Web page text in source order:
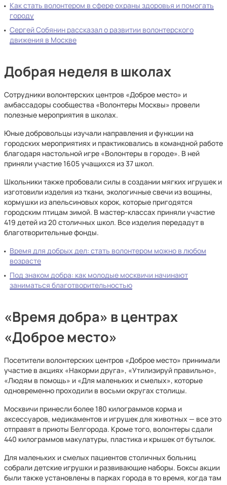
Как стать волонтером в сфере охраны здоровья и помогать
городу
Сергей Собянин рассказал о развитии волонтерского
движения в Москве
Добрая неделя в школах
Сотрудники волонтерских центров «Доброе место» и
амбассадоры сообщества «Волонтеры Москвы» провели
полезные мероприятия в школах.
Юные добровольцы изучали направления и функции на
городских мероприятиях и практиковались в командной работе
благодаря настольной игре «Волонтеры в городе». В ней
приняли участие 1605 учащихся из 37 школ.
Школьники также пробовали силы в создании мягких игрушек и
изготовили изделия из ткани, экологичные свечи из вощины,
кормушки из апельсиновых корок, которые пригодятся
городским птицам зимой. В мастер-классах приняли участие
419 детей из 20 столичных школ. Все изделия передадут в
благотворительные фонды.
Время для добрых дел: стать волонтером можно в любом
возрасте
Под знаком добра: как молодые москвичи начинают
заниматься благотворительностью
«Время добра» в центрах
«Доброе место»
Посетители волонтерских центров «Доброе место» принимали
участие в акциях «Накорми друга», «Утилизируй правильно»,
«Людям в помощь» и «Для маленьких и смелых», которые
одновременно проходили в восьми округах столицы.
Москвичи принесли более 180 килограммов корма и
аксессуаров, медикаментов и игрушек для животных — все это
отправят в приюты Белгорода. Кроме того, волонтеры сдали
440 килограммов макулатуры, пластика и крышек от бутылок.
Для маленьких и смелых пациентов столичных больниц
собрали детские игрушки и развивающие наборы. Боксы акции
были также установлены в парках города в то время, когда там